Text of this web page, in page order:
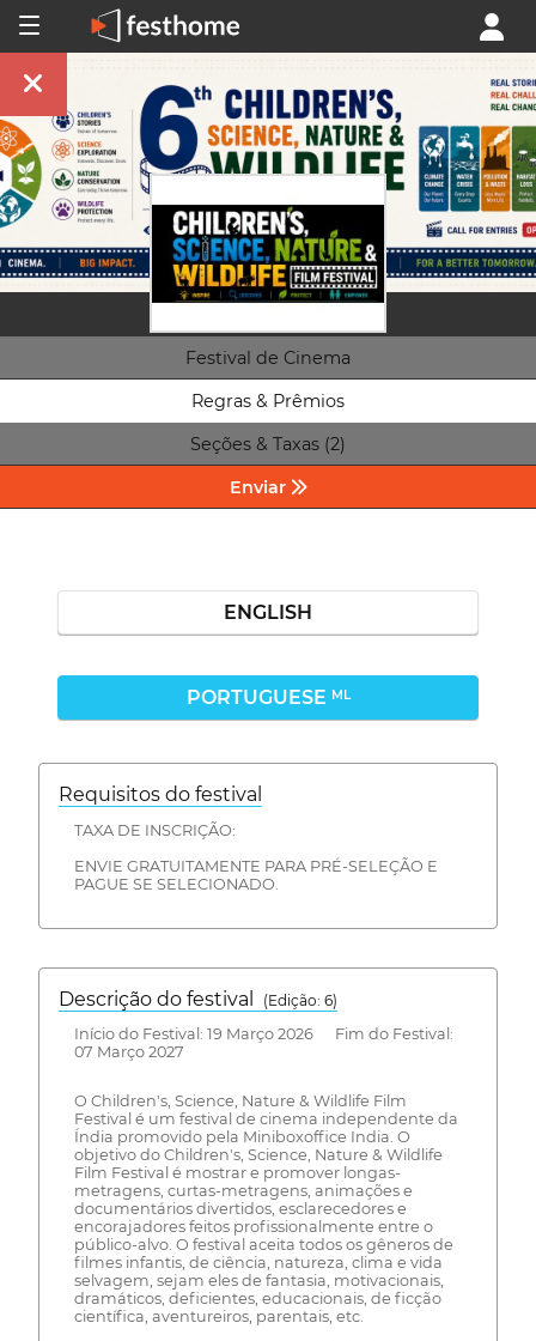
Festival de Cinema
Regras & Prêmios
Seções & Taxas (2)
Enviar
ENGLISH
PORTUGUESE ML
Requisitos do festival
TAXA DE INSCRIÇÃO:
ENVIE GRATUITAMENTE PARA PRÉ-SELEÇÃO E
PAGUE SE SELECIONADO.
Descrição do festival
(Edição: 6)
Início do Festival: 19 Março 2026 Fim do Festival:
07 Março 2027
O Children's, Science, Nature & Wildlife Film
Festival é um festival de cinema independente da
Índia promovido pela Miniboxoffice India. O
objetivo do Children's, Science, Nature & Wildlife
Film Festival é mostrar e promover longas-
metragens, curtas-metragens, animações e
documentários divertidos, esclarecedores e
encorajadores feitos profissionalmente entre o
público-alvo. O festival aceita todos os gêneros de
filmes infantis, de ciência, natureza, clima e vida
selvagem, sejam eles de fantasia, motivacionais,
dramáticos, deficientes, educacionais, de ficção
científica, aventureiros, parentais, etc.